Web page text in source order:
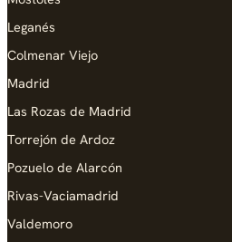
Leganés
Colmenar Viejo
Madrid
Las Rozas de Madrid
Torrejón de Ardoz
Pozuelo de Alarcón
Rivas-Vaciamadrid
Valdemoro